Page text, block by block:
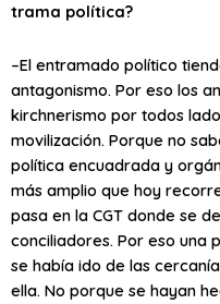
trama política?
–El entramado político
antagonismo. Por eso los
kirchnerismo por todos
movilización. Porque no
política encuadrada y
más amplio que hoy
pasa en la CGT donde se
conciliadores. Por eso una
se había ido de las
ella. No porque se hayan